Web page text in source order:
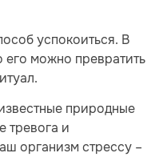
успокоиться. В
его можно превратить
природные
тревога и
организм стрессу –